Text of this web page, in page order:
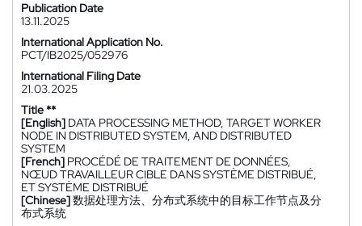
Publication Date
13.11.2025
International Application No.
PCT/IB2025/052976
International Filing Date
21.03.2025
Title **
[English] DATA PROCESSING METHOD, TARGET WORKER
NODE IN DISTRIBUTED SYSTEM, AND DISTRIBUTED
SYSTEM
[French] PROCÉDÉ DE TRAITEMENT DE DONNÉES,
NŒUD TRAVAILLEUR CIBLE DANS SYSTÈME DISTRIBUÉ,
ET SYSTÈME DISTRIBUÉ
[Chinese]数据处理方法、分布式系统中的目标工作节点及分
布式系统